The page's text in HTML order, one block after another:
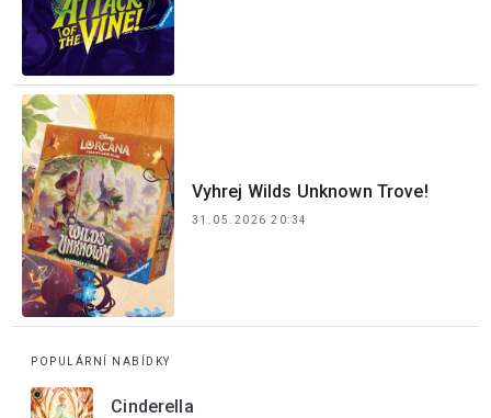
Vyhrej Wilds Unknown Trove!
31.05.2026 20:34
POPULÁRNÍ NABÍDKY
Cinderella